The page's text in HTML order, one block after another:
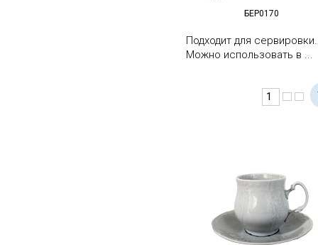
БЕР0170
Подходит для сервировки.
Можно использовать в ...